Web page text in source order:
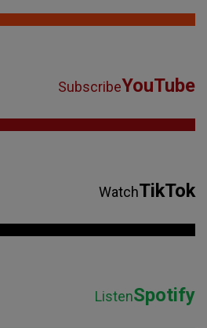
SubscribeYouTube
WatchTikTok
ListenSpotify